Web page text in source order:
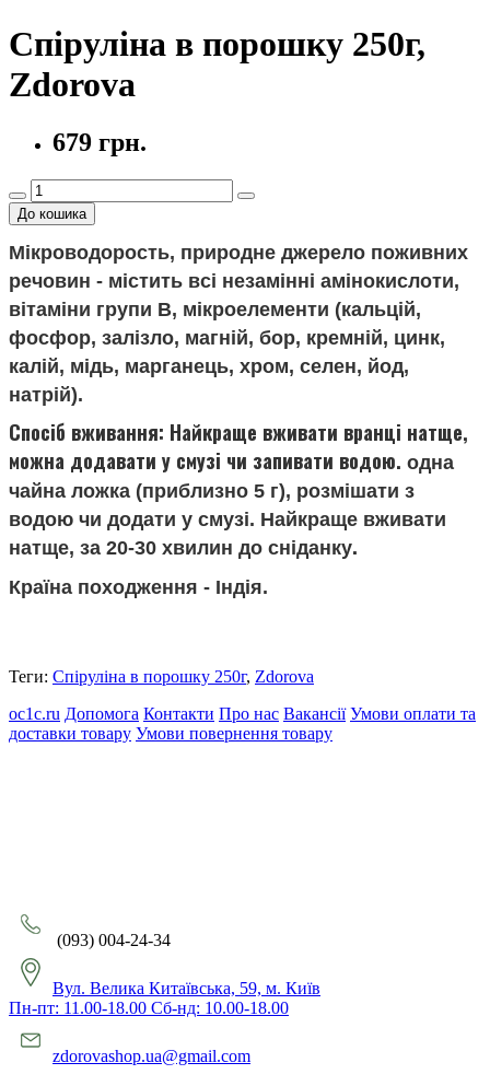
Спіруліна в порошку 250г,
Zdorova
679 грн.
До кошика
Мікроводорость, природне джерело поживних
речовин - містить всі незамінні амінокислоти,
вітаміни групи В, мікроелементи (кальцій,
фосфор, залізло, магній, бор, кремній, цинк,
калій, мідь, марганець, хром, селен, йод,
натрій).
Спосіб вживання: Найкраще вживати вранці натще,
можна додавати у смузі чи запивати водою. одна
чайна ложка (приблизно 5 г), розмішати з
водою чи додати у смузі. Найкраще вживати
натще, за 20-30 хвилин до сніданку.
Країна походження - Індія.
Теги: Спіруліна в порошку 250г, Zdorova
oc1c.ru Допомога Контакти Про нас Вакансії Умови оплати та
доставки товару Умови повернення товару
(093) 004-24-34
Вул. Велика Китаївська, 59, м. Київ
Пн-пт: 11.00-18.00 Сб-нд: 10.00-18.00
zdorovashop.ua@gmail.com